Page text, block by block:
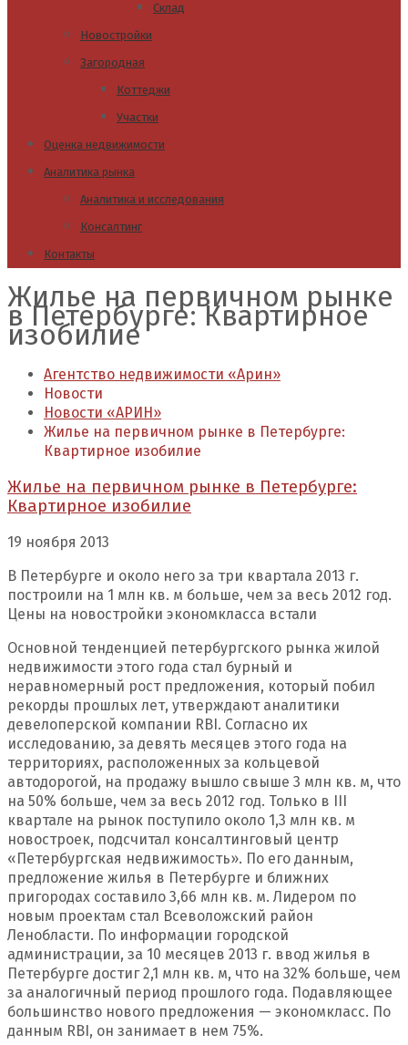
Склад
Новостройки
Загородная
Коттеджи
Участки
Оценка недвижимости
Аналитика рынка
Аналитика и исследования
Консалтинг
Контакты
Жилье на первичном рынке
в Петербурге: Квартирное
изобилие
Агентство недвижимости «Арин»
Новости
Новости «АРИН»
Жилье на первичном рынке в Петербурге:
Квартирное изобилие
Жилье на первичном рынке в Петербурге:
Квартирное изобилие
19 ноября 2013
В Петербурге и около него за три квартала 2013 г.
построили на 1 млн кв. м больше, чем за весь 2012 год.
Цены на новостройки экономкласса встали
Основной тенденцией петербургского рынка жилой
недвижимости этого года стал бурный и
неравномерный рост предложения, который побил
рекорды прошлых лет, утверждают аналитики
девелоперской компании RBI. Согласно их
исследованию, за девять месяцев этого года на
территориях, расположенных за кольцевой
автодорогой, на продажу вышло свыше 3 млн кв. м, что
на 50% больше, чем за весь 2012 год. Только в III
квартале на рынок поступило около 1,3 млн кв. м
новостроек, подсчитал консалтинговый центр
«Петербургская недвижимость». По его данным,
предложение жилья в Петербурге и ближних
пригородах составило 3,66 млн кв. м. Лидером по
новым проектам стал Всеволожский район
Ленобласти. По информации городской
администрации, за 10 месяцев 2013 г. ввод жилья в
Петербурге достиг 2,1 млн кв. м, что на 32% больше, чем
за аналогичный период прошлого года. Подавляющее
большинство нового предложения — экономкласс. По
данным RBI, он занимает в нем 75%.